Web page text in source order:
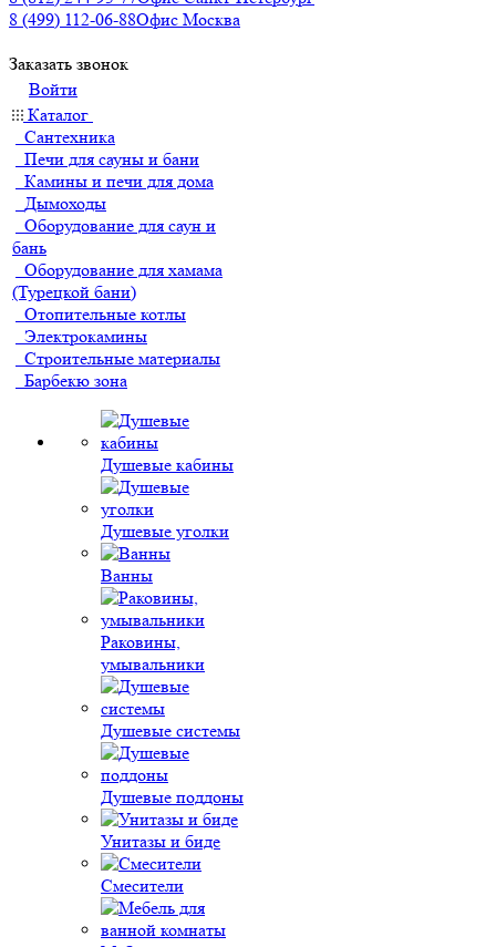
8 (499) 112-06-88Офис Москва
Заказать звонок
Войти
Каталог
Сантехника
Печи для сауны и бани
Камины и печи для дома
Дымоходы
Оборудование для саун и
бань
Оборудование для хамама
(Турецкой бани)
Отопительные котлы
Электрокамины
Строительные материалы
Барбекю зона
Душевые кабины
Душевые уголки
Ванны
Раковины,
умывальники
Душевые системы
Душевые поддоны
Унитазы и биде
Смесители